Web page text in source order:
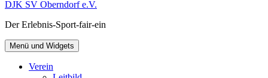
DJK SV Oberndorf e.V.
Der Erlebnis-Sport-fair-ein
Menü und Widgets
Verein